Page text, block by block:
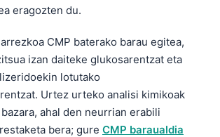
eragozten du.
CMP baterako barau egitea,
izan daiteke glukosarentzat eta
lotutako
Urtez urteko analisi kimikoak
ahal den neurrian erabili
bera; gure CMP baraualdia